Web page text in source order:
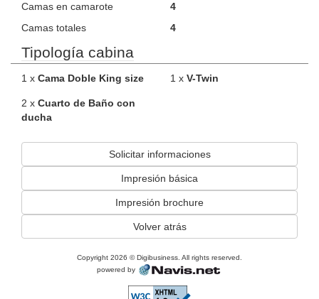
Camas en camarote
4
Camas totales
4
Tipología cabina
1 x Cama Doble King size 1 x V-Twin
2 x Cuarto de Baño con
ducha
Solicitar informaciones
Impresión básica
Impresión brochure
Volver atrás
Copyright 2026 © Digibusiness. All rights reserved.
powered by